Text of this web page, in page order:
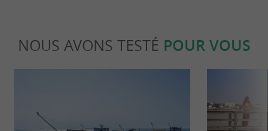
NOUS AVONS TESTÉ POUR VOUS